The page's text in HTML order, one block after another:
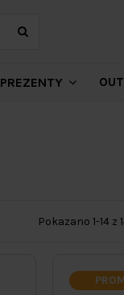
PREZENTY
Pokazano 1-14 z